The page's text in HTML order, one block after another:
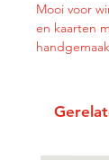
Mooi voor
en kaarten